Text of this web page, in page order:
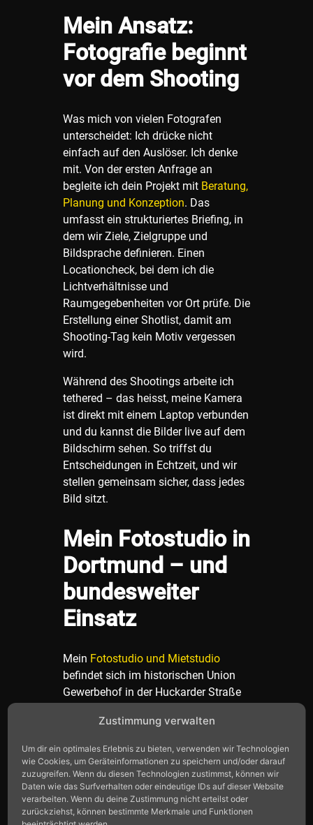
Zustimmung verwalten
Um dir ein optimales Erlebnis zu bieten, verwenden wir Technologien
wie Cookies, um Geräteinformationen zu speichern und/oder darauf
zuzugreifen. Wenn du diesen Technologien zustimmst, können wir
Daten wie das Surfverhalten oder eindeutige IDs auf dieser Website
verarbeiten. Wenn du deine Zustimmung nicht erteilst oder
zurückziehst, können bestimmte Merkmale und Funktionen
Mein Ansatz:
Fotografie beginnt
vor dem Shooting
Was mich von vielen Fotografen
unterscheidet: Ich drücke nicht
einfach auf den Auslöser. Ich denke
mit. Von der ersten Anfrage an
begleite ich dein Projekt mit Beratung,
Planung und Konzeption. Das
umfasst ein strukturiertes Briefing, in
dem wir Ziele, Zielgruppe und
Bildsprache definieren. Einen
Locationcheck, bei dem ich die
Lichtverhältnisse und
Raumgegebenheiten vor Ort prüfe. Die
Erstellung einer Shotlist, damit am
Shooting-Tag kein Motiv vergessen
wird.
Während des Shootings arbeite ich
tethered – das heisst, meine Kamera
ist direkt mit einem Laptop verbunden
und du kannst die Bilder live auf dem
Bildschirm sehen. So triffst du
Entscheidungen in Echtzeit, und wir
stellen gemeinsam sicher, dass jedes
Bild sitzt.
Mein Fotostudio in
Dortmund – und
bundesweiter
Einsatz
Mein Fotostudio und Mietstudio
befindet sich im historischen Union
Gewerbehof in der Huckarder Straße
ehemalige Fabrikhalle mit hohen
Flair – ideal für aufwendige
Lichtaufbauten, Portrait-Sessions und
kreative Produktionen. Das Studio ist
auch als Mietstudio für andere